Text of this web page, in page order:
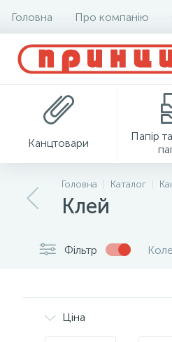
Головна Про компанію
Канцтовари
Папір
Головна Каталог
Клей
Фільтр
Ціна